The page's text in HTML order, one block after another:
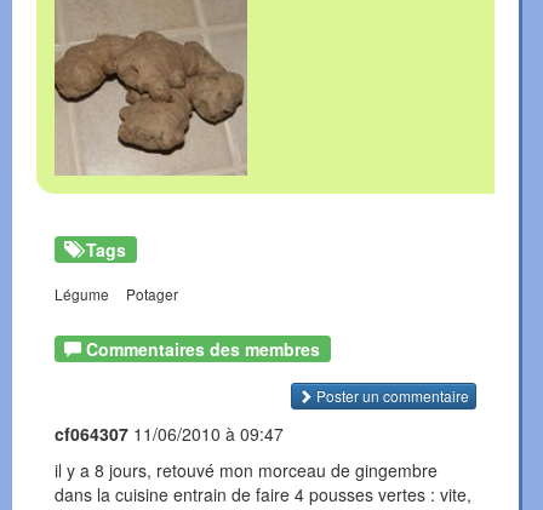
Tags
Légume Potager
Commentaires des membres
Poster un commentaire
cf064307 11/06/2010 à 09:47
il y a 8 jours, retouvé mon morceau de gingembre
dans la cuisine entrain de faire 4 pousses vertes : vite,